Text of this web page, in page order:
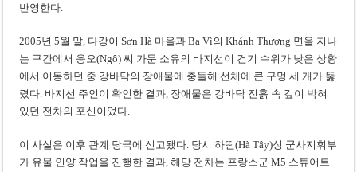
반영한다.
2005년 5월 말, 다강이 Sơn Hà 마을과 Ba Vì의 Khánh Thượng 면을 지나
는 구간에서 응오(Ngô) 씨 가문 소유의 바지선이 건기 수위가 낮은 상황
에서 이동하던 중 강바닥의 장애물에 충돌해 선체에 큰 구멍 세 개가 뚫
렸다. 바지선 주인이 확인한 결과, 장애물은 강바닥 진흙 속 깊이 박혀
있던 전차의 포신이었다.
이 사실은 이후 관계 당국에 신고됐다. 당시 하띤(Hà Tây)성 군사지휘부
가 유물 인양 작업을 진행한 결과, 해당 전차는 프랑스군 M5 스튜어트